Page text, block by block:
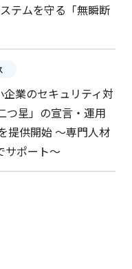
テムを守る「無瞬断
企業のセキュリティ対
つ星」の宣言・運用
提供開始 ～専門人材
サポート～